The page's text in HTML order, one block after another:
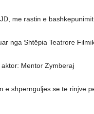
me rastin e
nga Shtëpia Teatrore
Mentor Zymberaj
e shpernguljes se te rinjve